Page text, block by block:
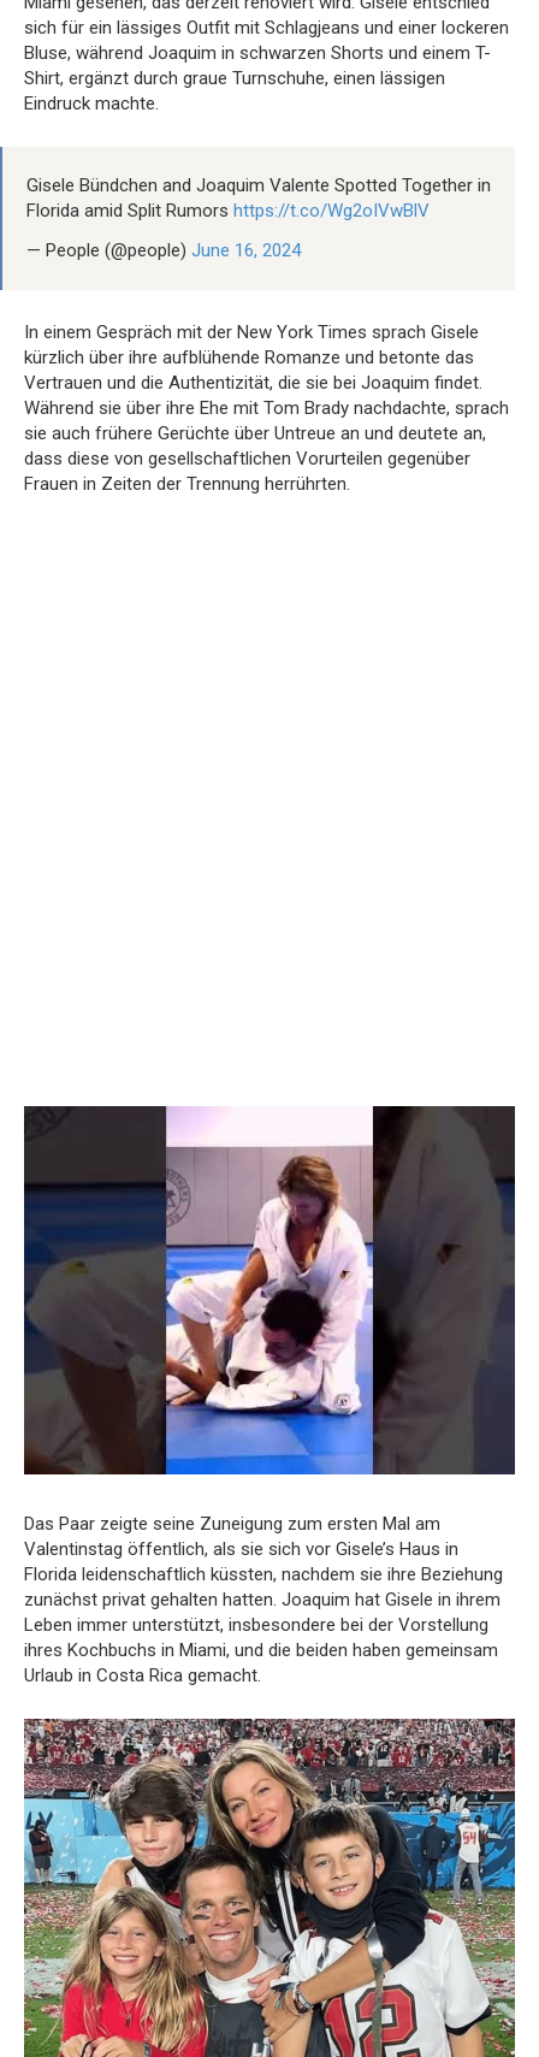
sich für ein lässiges Outfit mit Schlagjeans und einer lockeren
Bluse, während Joaquim in schwarzen Shorts und einem T-
Shirt, ergänzt durch graue Turnschuhe, einen lässigen
Eindruck machte.
Gisele Bündchen and Joaquim Valente Spotted Together in
Florida amid Split Rumors https://t.co/Wg2oIVwBlV
— People (@people) June 16, 2024
In einem Gespräch mit der New York Times sprach Gisele
kürzlich über ihre aufblühende Romanze und betonte das
Vertrauen und die Authentizität, die sie bei Joaquim findet.
Während sie über ihre Ehe mit Tom Brady nachdachte, sprach
sie auch frühere Gerüchte über Untreue an und deutete an,
dass diese von gesellschaftlichen Vorurteilen gegenüber
Frauen in Zeiten der Trennung herrührten.
Das Paar zeigte seine Zuneigung zum ersten Mal am
Valentinstag öffentlich, als sie sich vor Gisele’s Haus in
Florida leidenschaftlich küssten, nachdem sie ihre Beziehung
zunächst privat gehalten hatten. Joaquim hat Gisele in ihrem
Leben immer unterstützt, insbesondere bei der Vorstellung
ihres Kochbuchs in Miami, und die beiden haben gemeinsam
Urlaub in Costa Rica gemacht.